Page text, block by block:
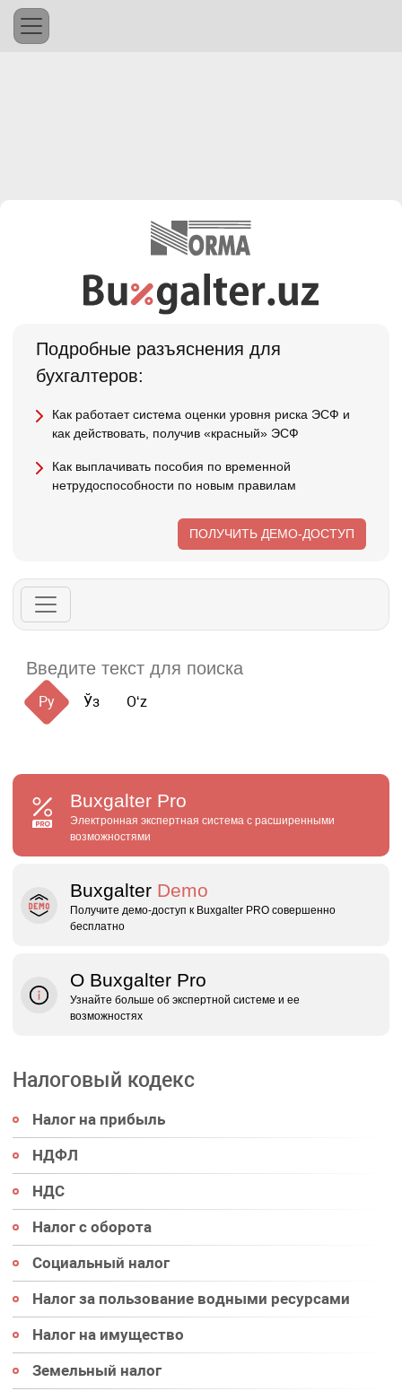
Подробные разъяснения для
бухгалтеров:
Как работает система оценки уровня риска ЭСФ и
как действовать, получив «красный» ЭСФ
Как выплачивать пособия по временной
нетрудоспособности по новым правилам
ПОЛУЧИТЬ ДЕМО-ДОСТУП
Ру Ўз Oʻz
Buxgalter Pro
Электронная экспертная система с расширенными
возможностями
Buxgalter Demo
Получите демо‑доступ к Buxgalter PRO совершенно
бесплатно
О Buxgalter Pro
Узнайте больше об экспертной системе и ее
возможностях
Налоговый кодекс
Налог на прибыль
НДФЛ
НДС
Налог с оборота
Социальный налог
Налог за пользование водными ресурсами
Налог на имущество
Земельный налог